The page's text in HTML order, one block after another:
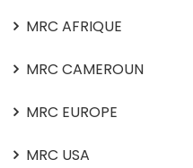
MRC AFRIQUE
MRC CAMEROUN
MRC EUROPE
MRC USA